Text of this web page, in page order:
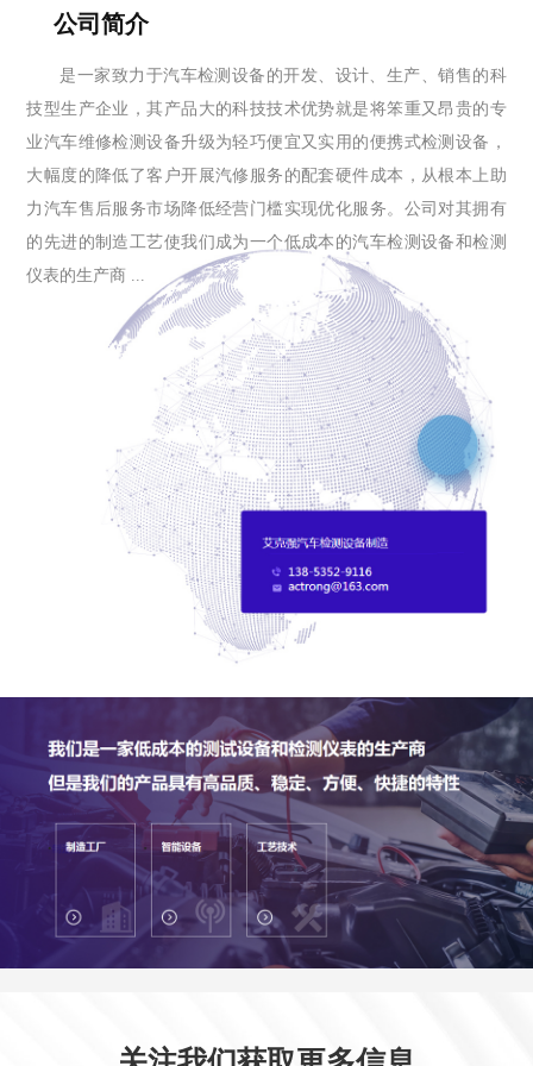
公司简介
是一家致力于汽车检测设备的开发、设计、生产、销售的科
技型生产企业，其产品大的科技技术优势就是将笨重又昂贵的专
业汽车维修检测设备升级为轻巧便宜又实用的便携式检测设备，
大幅度的降低了客户开展汽修服务的配套硬件成本，从根本上助
力汽车售后服务市场降低经营门槛实现优化服务。公司对其拥有
的先进的制造工艺使我们成为一个低成本的汽车检测设备和检测
仪表的生产商 ...